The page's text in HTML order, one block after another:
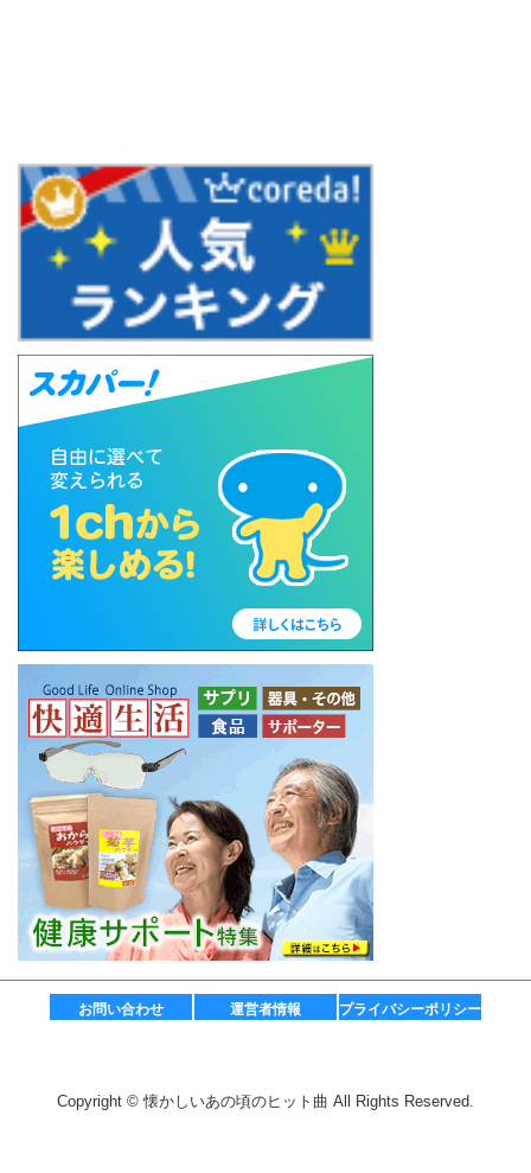
お問い合わせ 運営者情報 プライバシーポリシー
Copyright © 懐かしいあの頃のヒット曲 All Rights Reserved.